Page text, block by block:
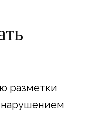
разметки
нарушением